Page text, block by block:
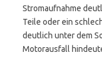
Stromaufnahme
Teile oder ein
deutlich unter dem
Motorausfall